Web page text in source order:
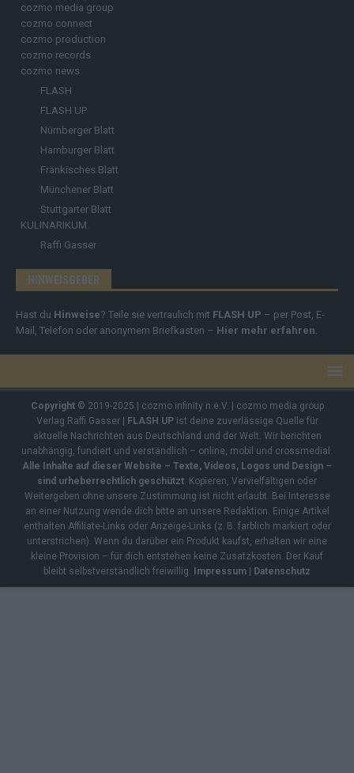
cozmo media group
cozmo connect
cozmo production
cozmo records
cozmo news
FLASH
FLASH UP
Nürnberger Blatt
Hamburger Blatt
Fränkisches Blatt
Münchener Blatt
Stuttgarter Blatt
KULINARIKUM.
Raffi Gasser
HINWEISGEBER
Hast du Hinweise? Teile sie vertraulich mit FLASH UP – per Post, E-
Mail, Telefon oder anonymem Briefkasten – Hier mehr erfahren
Copyright© 2019-2025 | cozmo infinity n.e.V. | cozmo media group
Verlag Raffi Gasser | FLASH UPist deine zuverlässige Quelle für
aktuelle Nachrichten aus Deutschland und der Welt. Wir berichten
unabhängig, fundiert und verständlich – online, mobil und crossmedial.
Alle Inhalte auf dieser Website – Texte, Videos, Logos und Design –
sind urheberrechtlich geschützt . Kopieren, Vervielfältigen oder
Weitergeben ohne unsere Zustimmung ist nicht erlaubt. Bei Interesse
an einer Nutzung wende dich bitte an unsere Redaktion. Einige Artikel
enthalten Affiliate-Links oder Anzeige-Links (z. B. farblich markiert oder
unterstrichen). Wenn du darüber ein Produkt kaufst, erhalten wir eine
kleine Provision – für dich entstehen keine Zusatzkosten. Der Kauf
bleibt selbstverständlich freiwillig. Impressum | Datenschutz